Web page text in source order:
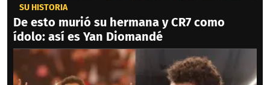
SU HISTORIA
De esto murió su hermana y CR7 como
ídolo: así es Yan Diomandé